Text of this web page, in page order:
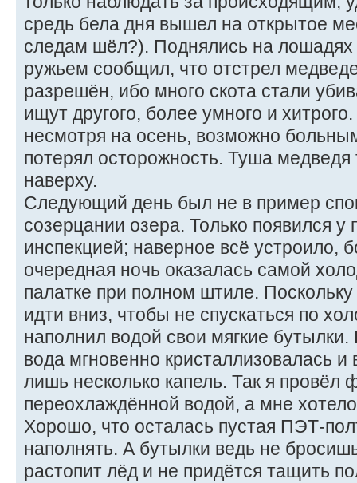
средь бела дня вышел на открытое
следам шёл?). Поднялись на лошадях
ружьем сообщил, что отстрел
разрешён, ибо много скота стали
ищут другого, более умного и
несмотря на осень, возможно
потерял осторожность. Туша медведя
наверху.
Следующий день был не в пример
созерцании озера. Только появился у
инспекцией; наверное всё устроило,
очередная ночь оказалась самой
палатке при полном штиле.
идти вниз, чтобы не спускаться по
наполнил водой свои мягкие
вода мгновенно кристаллизовалась и
лишь несколько капель. Так я провёл
переохлаждённой водой, а мне
Хорошо, что осталась пустая ПЭТ-
наполнять. А бутылки ведь не
растопит лёд и не придётся тащить